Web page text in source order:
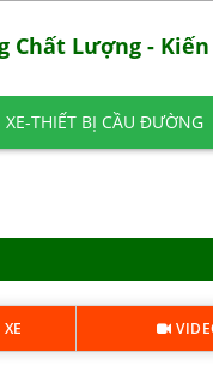
Chất Lượng -
XE-THIẾT BỊ CẦU ĐƯỜNG